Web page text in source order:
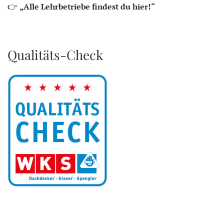
👉 „Alle Lehrbetriebe findest du hier!“
Qualitäts-Check